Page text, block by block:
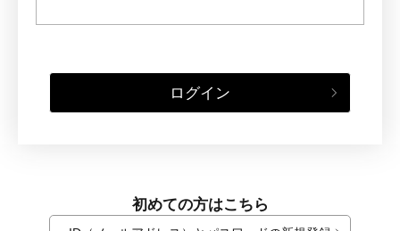
ログイン
初めての方はこちら